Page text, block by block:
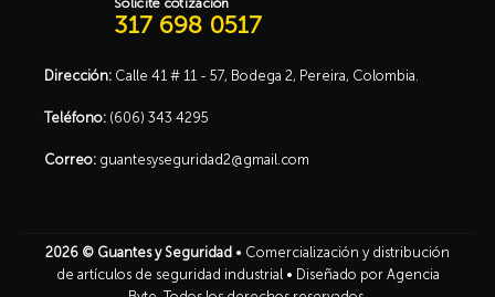
Solicite cotización
317 698 0517
Dirección: Calle 41 # 11 - 57, Bodega 2, Pereira, Colombia.
Teléfono: (606) 343 4295
Correo: guantesyseguridad2@gmail.com
2026 © Guantes y Seguridad • Comercialización y distribución
de artículos de seguridad industrial • Diseñado por Agencia